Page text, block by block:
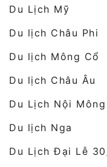
Du Lịch Mỹ
Du lịch Châu Phi
Du lịch Mông Cổ
Du lịch Châu Âu
Du Lịch Nội Mông
Du lịch Nga
Du Lịch Đại Lễ